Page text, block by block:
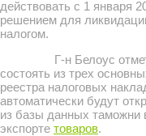
действовать с 1 января
решением для
налогом.
Г-н Белоус
состоять из трех
реестра налоговых
автоматически будут
из базы данных таможни
экспорте товаров.